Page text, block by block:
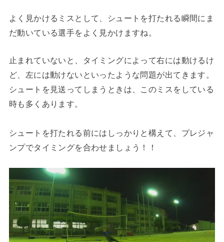
よく見かけるミスとして、シュートを打たれる瞬間にま
だ動いている選手をよく見かけますね。
止まれていないと、タイミングによって右には動けるけ
ど、左には動けないといったような問題が出てきます。
シュートを見送ってしまうときは、このミスをしている
時も多くあります。
シュートを打たれる前にはしっかりと構えて、プレジャ
ンプでタイミングを合わせましょう！！